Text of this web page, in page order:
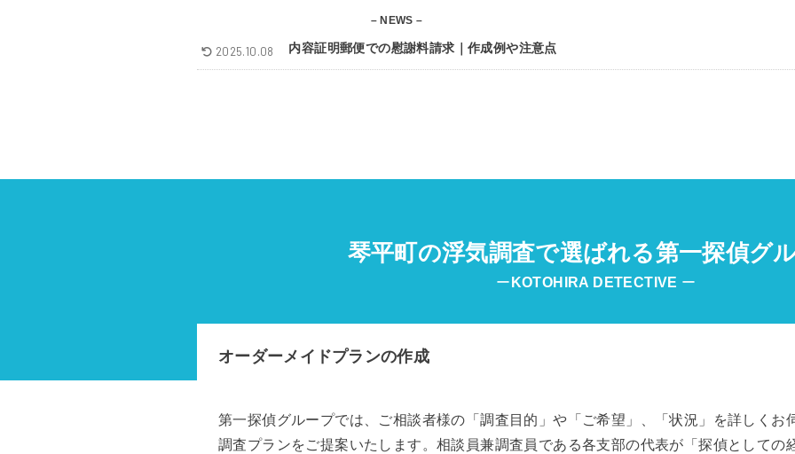
– NEWS –
内容証明郵便での慰謝料請求｜作成例や注意点
2025.10.08
琴平町の浮気調査で選ばれる第一探偵グ
ー KOTOHIRA DETECTIVE ー
オーダーメイドプランの作成
第一探偵グループでは、ご相談者様の「調査目的」や「ご希望」、「状況」を詳しくお
調査プランをご提案いたします。相談員兼調査員である各支部の代表が「探偵としての